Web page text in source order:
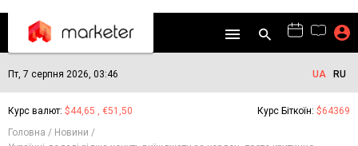
Пт, 7 серпня 2026, 03:46 UA RU
Курс валют: $44,65 , €51,50 Курс Біткоїн: $64369
Головна
Новини